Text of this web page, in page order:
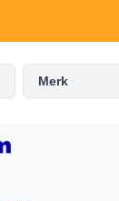
Merk